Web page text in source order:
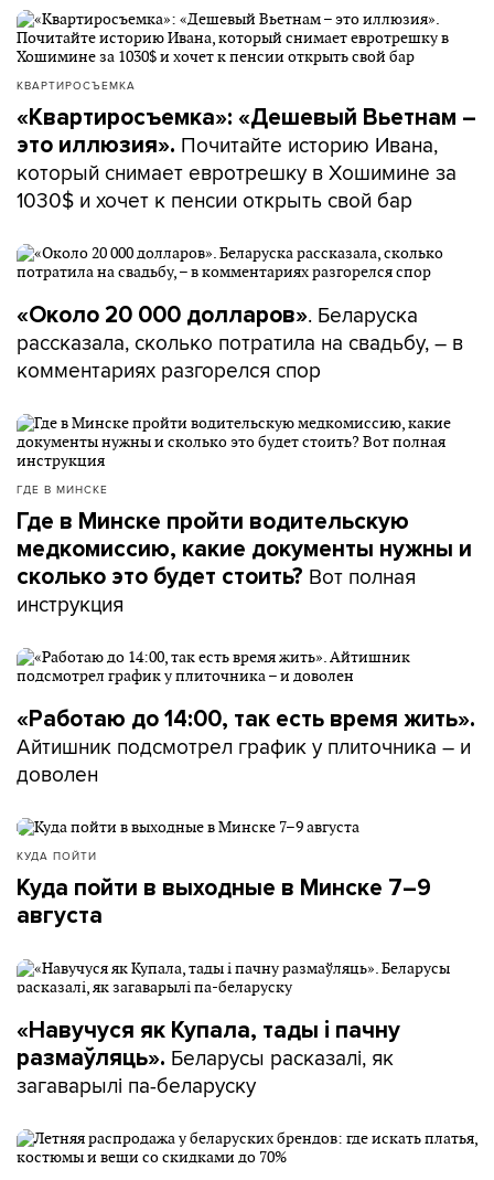
КВАРТИРОСЪЕМКА
«Квартиросъемка»: «Дешевый Вьетнам –
это иллюзия». Почитайте историю Ивана,
который снимает евротрешку в Хошимине за
1030$ и хочет к пенсии открыть свой бар
«Около 20 000 долларов». Беларуска
рассказала, сколько потратила на свадьбу, – в
комментариях разгорелся спор
ГДЕ В МИНСКЕ
Где в Минске пройти водительскую
медкомиссию, какие документы нужны и
сколько это будет стоить? Вот полная
инструкция
«Работаю до 14:00, так есть время жить».
Айтишник подсмотрел график у плиточника – и
доволен
КУДА ПОЙТИ
Куда пойти в выходные в Минске 7–9
августа
«Навучуся як Купала, тады і пачну
размаўляць». Беларусы расказалі, як
загаварылі па-беларуску